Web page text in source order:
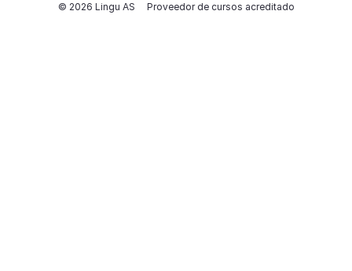
© 2026 Lingu AS Proveedor de cursos acreditado